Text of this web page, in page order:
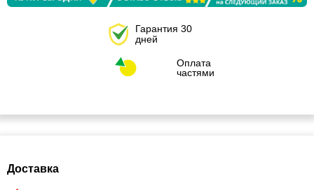
Гарантия 30
дней
Оплата
частями
Доставка